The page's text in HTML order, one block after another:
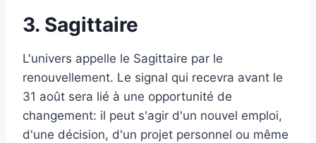
3. Sagittaire
L'univers appelle le Sagittaire par le
renouvellement. Le signal qui recevra avant le
31 août sera lié à une opportunité de
changement: il peut s'agir d'un nouvel emploi,
d'une décision, d'un projet personnel ou même